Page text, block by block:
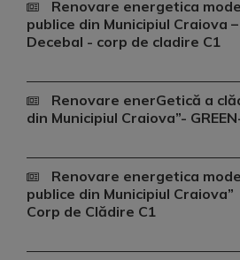
Renovare energetica
publice din Municipiul Craiova
Decebal - corp de cladire C1
Renovare enerGetică a
din Municipiul Craiova”-
Renovare energetica
publice din Municipiul
Corp de Clădire C1